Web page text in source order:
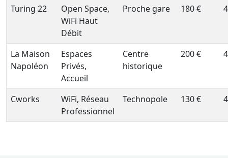
Turing 22
Open Space,
WiFi Haut
Débit
Proche gare 180 €
La Maison
Napoléon
Espaces
Privés,
Accueil
Centre
historique
200 €
Cworks
WiFi, Réseau
Professionnel
Technopole 130 €